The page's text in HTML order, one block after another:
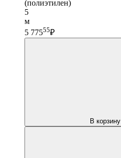
(полиэтилен)
5
м
5 77555₽
В корзину